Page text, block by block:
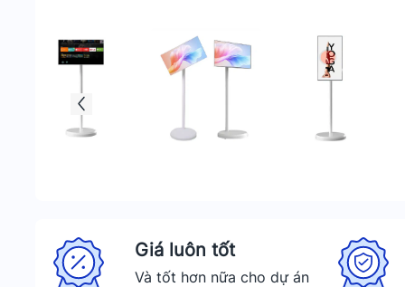
Giá luôn tốt
Và tốt hơn nữa cho dự án